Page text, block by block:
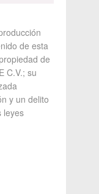
de esta
de
C.V.; su
y un delito
leyes